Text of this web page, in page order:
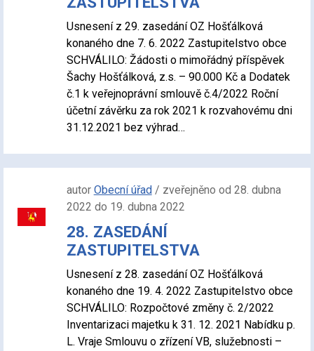
Usnesení z 29. zasedání OZ Hošťálková
konaného dne 7. 6. 2022 Zastupitelstvo obce
SCHVÁLILO: Žádosti o mimořádný příspěvek
Šachy Hošťálková, z.s. – 90.000 Kč a Dodatek
č.1 k veřejnoprávní smlouvě č.4/2022 Roční
účetní závěrku za rok 2021 k rozvahovému dni
31.12.2021 bez výhrad…
autor Obecní úřad/ zveřejněno od 28. dubna
2022 do 19. dubna 2022
28. ZASEDÁNÍ
ZASTUPITELSTVA
Usnesení z 28. zasedání OZ Hošťálková
konaného dne 19. 4. 2022 Zastupitelstvo obce
SCHVÁLILO: Rozpočtové změny č. 2/2022
Inventarizaci majetku k 31. 12. 2021 Nabídku p.
L. Vraje Smlouvu o zřízení VB, služebnosti –